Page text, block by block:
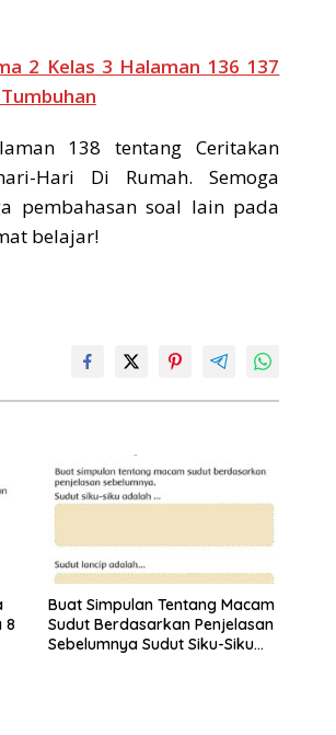
2 Kelas 3 Halaman 136 137
138 tentang Ceritakan
Hari Di Rumah. Semoga
pembahasan soal lain pada
belajar!
8
Buat Simpulan Tentang Macam
Sudut Berdasarkan Penjelasan
Sebelumnya Sudut Siku-Siku